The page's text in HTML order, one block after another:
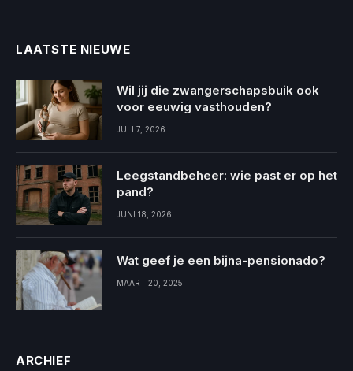
LAATSTE NIEUWE
Wil jij die zwangerschapsbuik ook
voor eeuwig vasthouden?
JULI 7, 2026
Leegstandbeheer: wie past er op het
pand?
JUNI 18, 2026
Wat geef je een bijna-pensionado?
MAART 20, 2025
ARCHIEF